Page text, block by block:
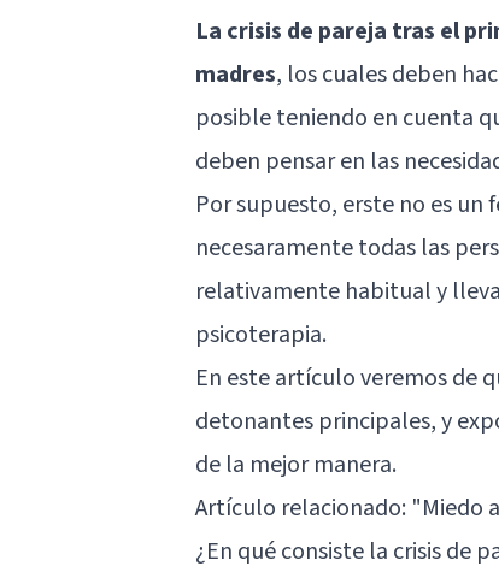
La crisis de pareja tras el
madres, los cuales deben
posible teniendo en cuenta
deben pensar en las
Por supuesto, erste no es
necesaramente todas las
relativamente habitual y
psicoterapia.
En este artículo veremos de
detonantes principales, y
de la mejor manera.
Artículo relacionado: "Miedo
¿En qué consiste la crisis de